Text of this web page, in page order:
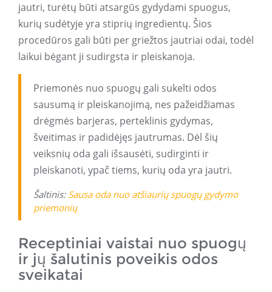
jautri, turėtų būti atsargūs gydydami spuogus,
kurių sudėtyje yra stiprių ingredientų. Šios
procedūros gali būti per griežtos jautriai odai, todėl
laikui bėgant ji sudirgsta ir pleiskanoja.
Priemonės nuo spuogų gali sukelti odos
sausumą ir pleiskanojimą, nes pažeidžiamas
drėgmės barjeras, perteklinis gydymas,
šveitimas ir padidėjęs jautrumas. Dėl šių
veiksnių oda gali išsausėti, sudirginti ir
pleiskanoti, ypač tiems, kurių oda yra jautri.
Šaltinis: Sausa oda nuo atšiaurių spuogų gydymo
priemonių
Receptiniai vaistai nuo spuogų
ir jų šalutinis poveikis odos
sveikatai